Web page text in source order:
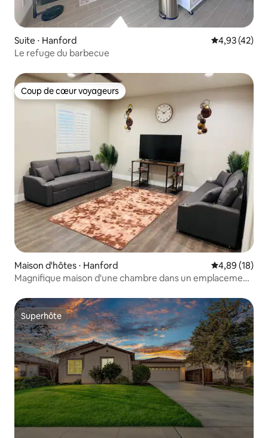
Suite ⋅ Hanford Évaluation
4,93 (42)
Le refuge du barbecue
Coup de cœur voyageurs
Coup de cœur voyageurs
Maison d'hôtes ⋅ Hanford Évaluation
4,89 (18)
Magnifique maison d'une chambre dans un emplacement
Superhôte
Superhôte